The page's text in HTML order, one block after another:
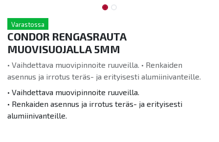
Varastossa
CONDOR RENGASRAUTA
MUOVISUOJALLA 5MM
• Vaihdettava muovipinnoite ruuveilla. • Renkaiden
asennus ja irrotus teräs- ja erityisesti alumiinivanteille.
• Vaihdettava muovipinnoite ruuveilla.
• Renkaiden asennus ja irrotus teräs- ja erityisesti
alumiinivanteille.